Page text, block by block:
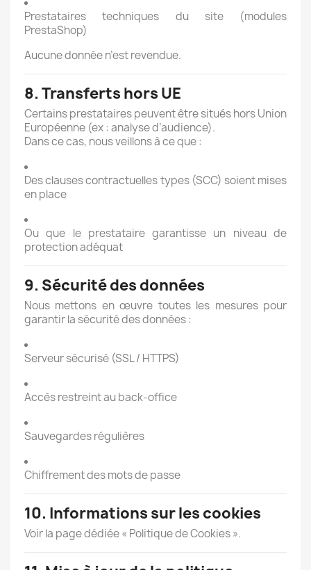
Prestataires techniques du site (modules
PrestaShop)
Aucune donnée n’est revendue.
8. Transferts hors UE
Certains prestataires peuvent être situés hors Union
Européenne (ex : analyse d’audience).
Dans ce cas, nous veillons à ce que :
Des clauses contractuelles types (SCC) soient mises
en place
Ou que le prestataire garantisse un niveau de
protection adéquat
9. Sécurité des données
Nous mettons en œuvre toutes les mesures pour
garantir la sécurité des données :
Serveur sécurisé (SSL / HTTPS)
Accès restreint au back-office
Sauvegardes régulières
Chiffrement des mots de passe
10. Informations sur les cookies
Voir la page dédiée « Politique de Cookies ».